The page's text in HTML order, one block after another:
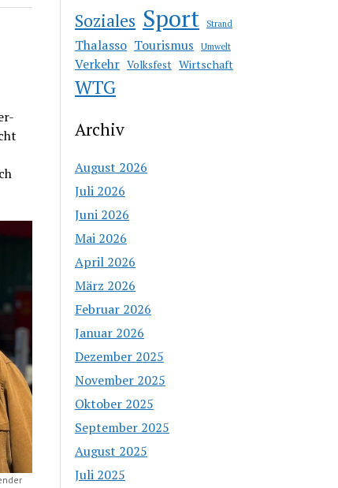
Soziales Sport Strand
Thalasso Tourismus Umwelt
Verkehr Volksfest Wirtschaft
WTG
Archiv
August 2026
Juli 2026
Juni 2026
Mai 2026
April 2026
März 2026
Februar 2026
Januar 2026
Dezember 2025
November 2025
Oktober 2025
September 2025
August 2025
Juli 2025